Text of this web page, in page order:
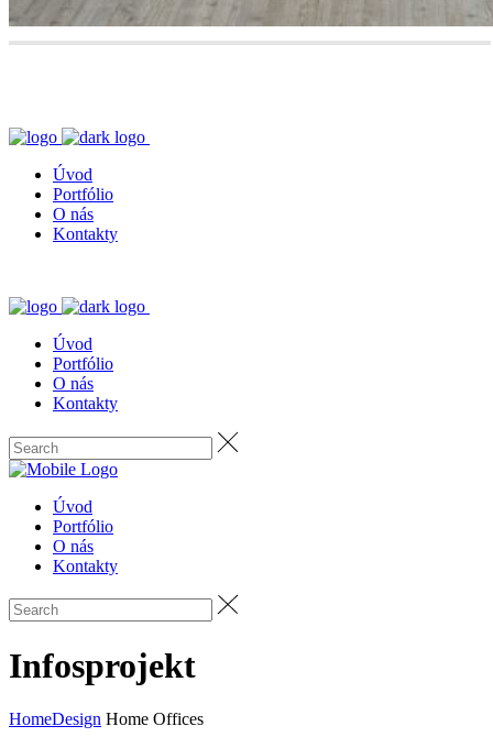
Úvod
Portfólio
O nás
Kontakty
Úvod
Portfólio
O nás
Kontakty
Úvod
Portfólio
O nás
Kontakty
Infosprojekt
HomeDesign Home Offices